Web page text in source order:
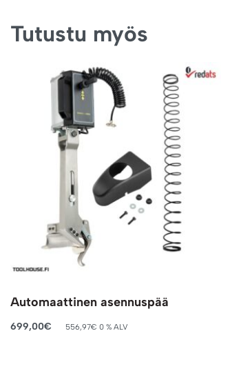
Tutustu myös
Automaattinen asennuspää
699,00€ 556,97€ 0 % ALV